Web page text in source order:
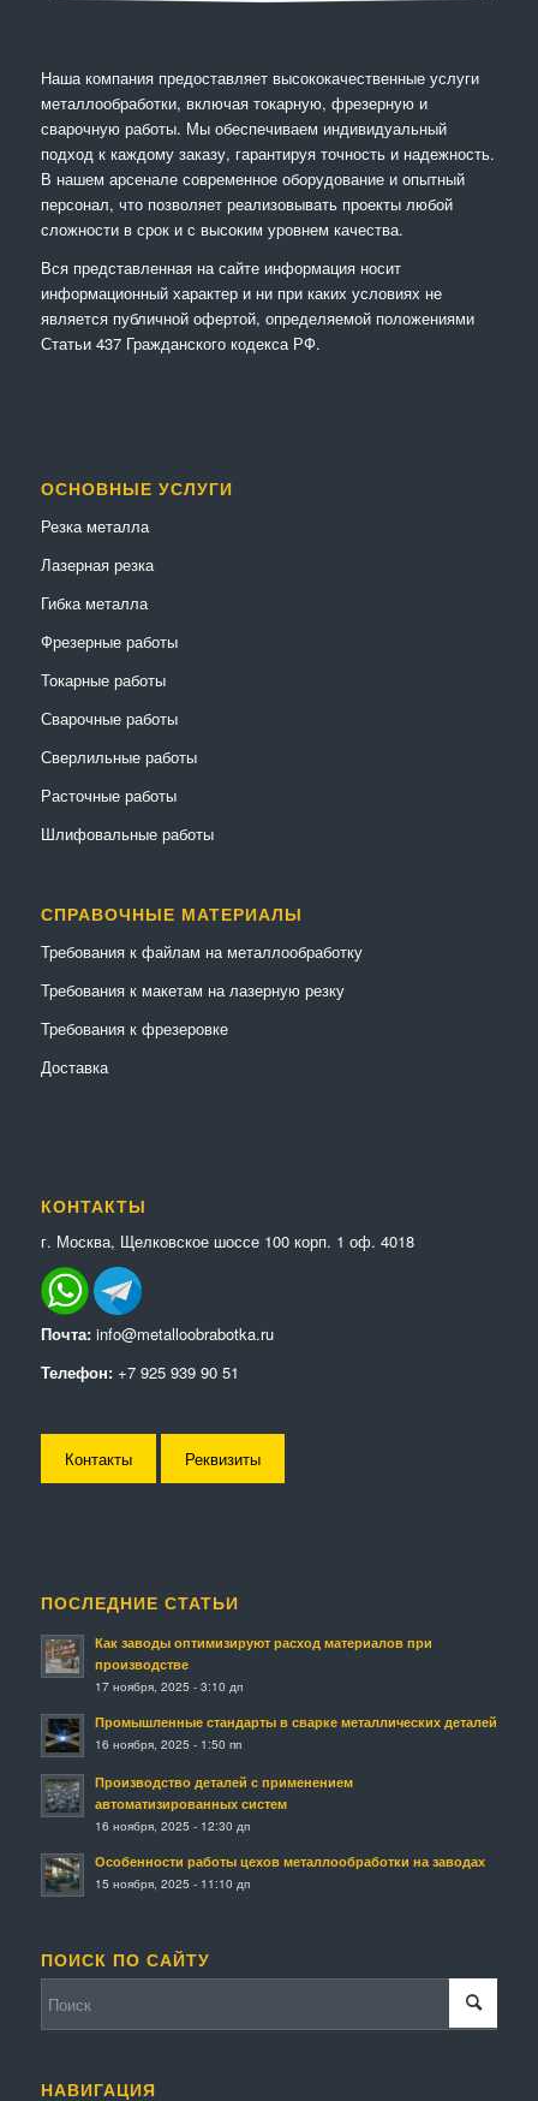
Наша компания предоставляет высококачественные услуги
металлообработки, включая токарную, фрезерную и
сварочную работы. Мы обеспечиваем индивидуальный
подход к каждому заказу, гарантируя точность и надежность.
В нашем арсенале современное оборудование и опытный
персонал, что позволяет реализовывать проекты любой
сложности в срок и с высоким уровнем качества.
Вся представленная на сайте информация носит
информационный характер и ни при каких условиях не
является публичной офертой, определяемой положениями
Статьи 437 Гражданского кодекса РФ.
ОСНОВНЫЕ УСЛУГИ
Резка металла
Лазерная резка
Гибка металла
Фрезерные работы
Токарные работы
Сварочные работы
Сверлильные работы
Расточные работы
Шлифовальные работы
СПРАВОЧНЫЕ МАТЕРИАЛЫ
Требования к файлам на металлообработку
Требования к макетам на лазерную резку
Требования к фрезеровке
Доставка
КОНТАКТЫ
г. Москва, Щелковское шоссе 100 корп. 1 оф. 4018
Почта: info@metalloobrabotka.ru
Телефон: +7 925 939 90 51
Контакты Реквизиты
ПОСЛЕДНИЕ СТАТЬИ
Как заводы оптимизируют расход материалов при
производстве
17 ноября, 2025 - 3:10 дп
Промышленные стандарты в сварке металлических деталей
16 ноября, 2025 - 1:50 пп
Производство деталей с применением
автоматизированных систем
16 ноября, 2025 - 12:30 дп
Особенности работы цехов металлообработки на заводах
15 ноября, 2025 - 11:10 дп
ПОИСК ПО САЙТУ
НАВИГАЦИЯ